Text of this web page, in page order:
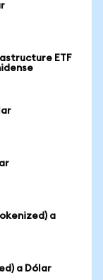
ETF
a
a Dólar